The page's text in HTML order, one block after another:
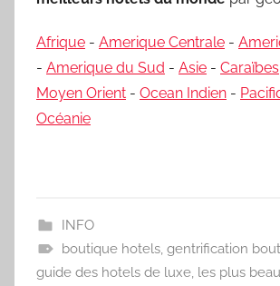
Afrique - Amerique Centrale -
- Amerique du Sud - Asie - Caraïbes
Moyen Orient - Ocean Indien -
Océanie
INFO
boutique hotels, gentrification
guide des hotels de luxe, les plus